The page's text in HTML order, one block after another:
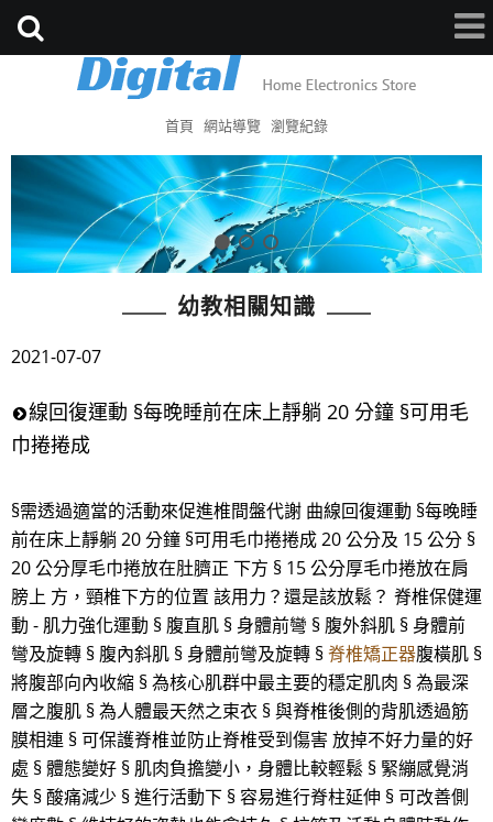
首頁 網站導覽 瀏覽紀錄
幼教相關知識
2021-07-07
線回復運動 §每晚睡前在床上靜躺 20 分鐘 §可用毛
巾捲捲成
§需透過適當的活動來促進椎間盤代謝 曲線回復運動 §每晚睡
前在床上靜躺 20 分鐘 §可用毛巾捲捲成 20 公分及 15 公分 §
20 公分厚毛巾捲放在肚臍正 下方 § 15 公分厚毛巾捲放在肩
膀上 方，頸椎下方的位置 該用力？還是該放鬆？ 脊椎保健運
動 - 肌力強化運動 § 腹直肌 § 身體前彎 § 腹外斜肌 § 身體前
彎及旋轉 § 腹內斜肌 § 身體前彎及旋轉 §脊椎矯正器腹橫肌 §
將腹部向內收縮 § 為核心肌群中最主要的穩定肌肉 § 為最深
層之腹肌 § 為人體最天然之束衣 § 與脊椎後側的背肌透過筋
膜相連 § 可保護脊椎並防止脊椎受到傷害 放掉不好力量的好
處 § 體態變好 § 肌肉負擔變小，身體比較輕鬆 § 緊繃感覺消
失 § 酸痛減少 § 進行活動下 § 容易進行脊柱延伸 § 可改善側